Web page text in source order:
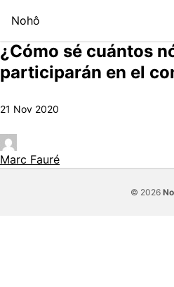
Nohô
¿Cómo sé cuántos
participarán en el
21 Nov 2020
Marc Fauré
© 2026